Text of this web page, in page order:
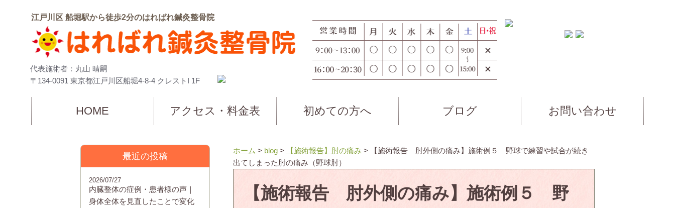
江戸川区 船堀駅から徒歩2分のはればれ鍼灸整骨院
代表施術者：丸山 晴嗣
〒134-0091 東京都江戸川区船堀4-8-4 クレストI 1F
HOME アクセス・料金表 初めての方へ ブログ お問い合わせ
ホーム > blog > 【施術報告】肘の痛み >
【施術報告 肘外側の痛み】施術例５ 野球で練習や試合が続き
出てしまった肘の痛み（野球肘）
【施術報告 肘外側の痛み】施術例５ 野
最近の投稿
内臓整体の症例・患者様の声｜
身体全体を見直したことで変化
2026/07/27